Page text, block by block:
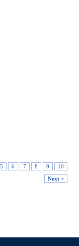
5 6 7 8 9
10
Next >